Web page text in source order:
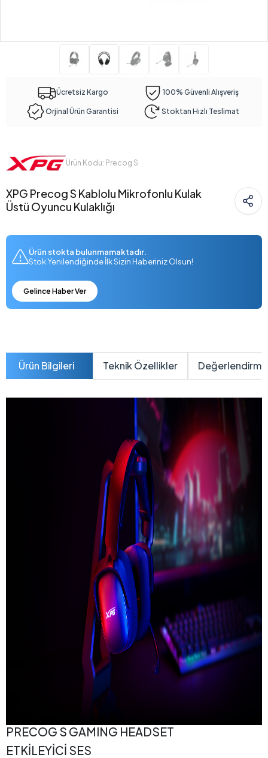
Ücretsiz Kargo 100% Güvenli Alışveriş
Orjinal Ürün Garantisi Stoktan Hızlı Teslimat
Ürün Kodu: Precog S
XPG Precog S Kablolu Mikrofonlu Kulak
Üstü Oyuncu Kulaklığı
Ürün stokta bulunmamaktadır.
Stok Yenilendiğinde İlk Sizin Haberiniz Olsun!
Gelince Haber Ver
Ürün Bilgileri Teknik Özellikler
PRECOG S GAMING HEADSET
ETKİLEYİCİ SES